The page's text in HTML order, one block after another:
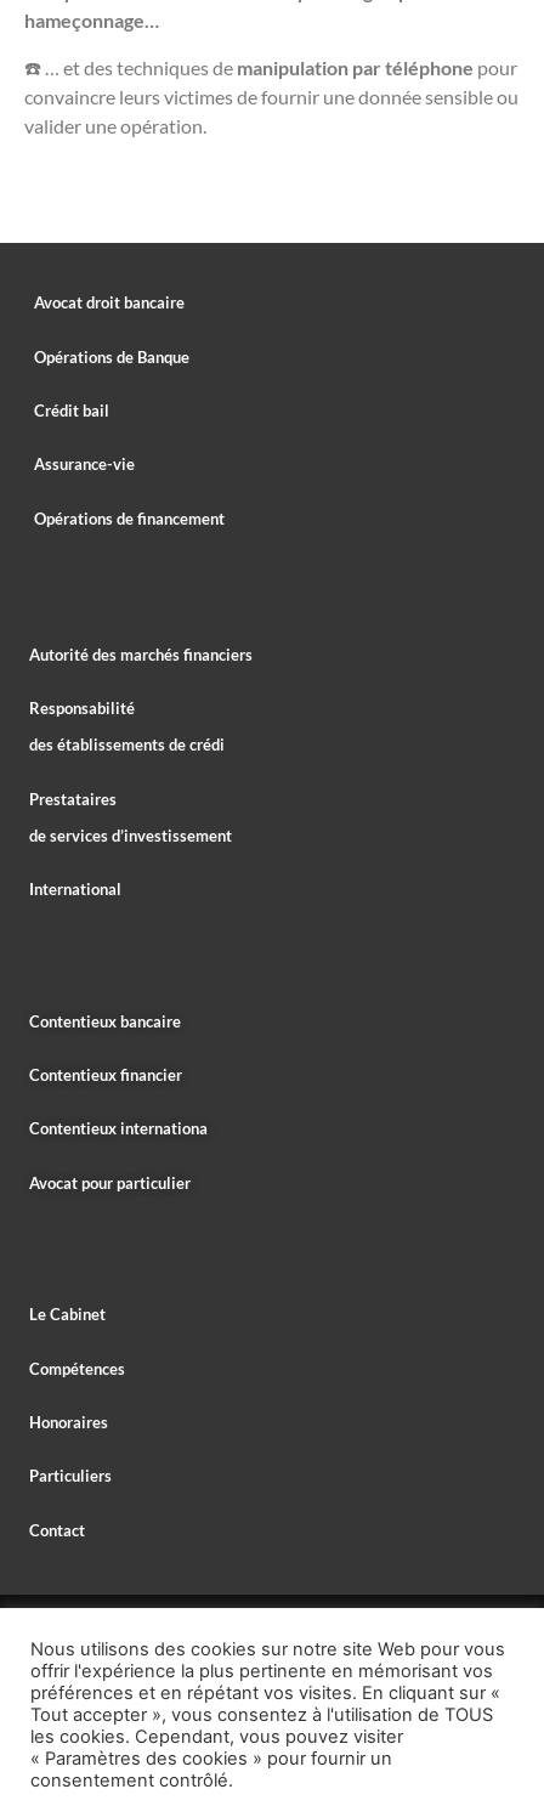
hameçonnage…
☎️ … et des techniques de manipulation par téléphone pour
convaincre leurs victimes de fournir une donnée sensible ou
valider une opération.
Avocat droit bancaire
Opérations de Banque
Crédit bail
Assurance-vie
Opérations de financement
Autorité des marchés financiers
Responsabilité
des établissements de crédi
Prestataires
de services d’investissement
International
Contentieux bancaire
Contentieux financier
Contentieux internationa
Avocat pour particulier
Le Cabinet
Compétences
Honoraires
Particuliers
Contact
AVOCAT SPÉCIALISTE EN DROIT BANCAIRE,
MENTIONS LÉGALES – PROTECTION DES DONNÉES
TÉL. : +33 (0)1 40 26 95 00,
EMAIL : secretariat @ delespaul.net,
https://calendly.com/maitre-maxime-
Nous utilisons des cookies sur notre site Web pour vous
offrir l'expérience la plus pertinente en mémorisant vos
préférences et en répétant vos visites. En cliquant sur «
Tout accepter », vous consentez à l'utilisation de TOUS
les cookies. Cependant, vous pouvez visiter
« Paramètres des cookies » pour fournir un
consentement contrôlé.